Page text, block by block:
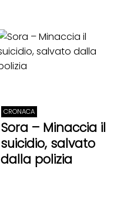
CRONACA
Sora – Minaccia il
suicidio, salvato
dalla polizia